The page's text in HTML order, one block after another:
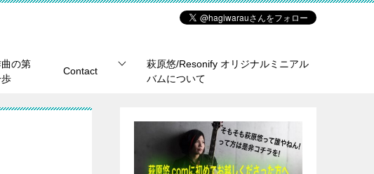
の第
Contact
萩原悠/Resonify オリジナルミニアル
バムについて